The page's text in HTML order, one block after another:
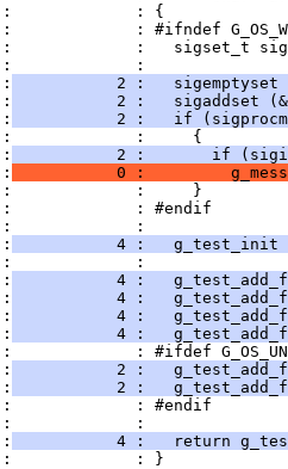
: {
: #ifndef
:   sigset_t
:
2 :   sigemptyset
2 :   sigaddset
2 :   if
:     {
2 :       if
0 :
:     }
: #endif
:
4 :   g_test_init
:
4 :
4 :
4 :
4 :
: #ifdef
2 :
2 :
: #endif
:
4 :   return
: }